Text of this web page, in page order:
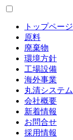
トップページ
原料
廃棄物
環境方針
工場設備
海外事業
丸清システム
会社概要
新着情報
お問合せ
採用情報